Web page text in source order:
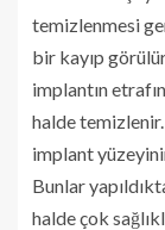
temizlenmesi
bir kayıp
implantın
halde
implant
Bunlar
halde çok